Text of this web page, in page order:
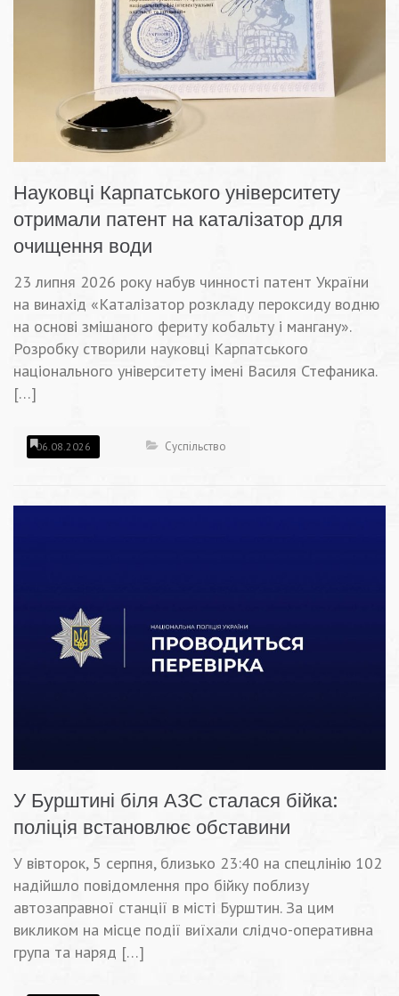
Науковці Карпатського університету
отримали патент на каталізатор для
очищення води
23 липня 2026 року набув чинності патент України
на винахід «Каталізатор розкладу пероксиду водню
на основі змішаного фериту кобальту і мангану».
Розробку створили науковці Карпатського
національного університету імені Василя Стефаника.
[…]
06.08.2026 Суспільство
У Бурштині біля АЗС сталася бійка:
поліція встановлює обставини
У вівторок, 5 серпня, близько 23:40 на спецлінію 102
надійшло повідомлення про бійку поблизу
автозаправної станції в місті Бурштин. За цим
викликом на місце події виїхали слідчо-оперативна
група та наряд […]